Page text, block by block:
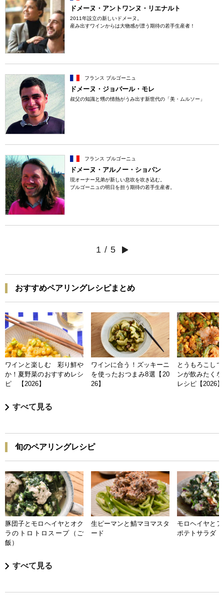
ドメーヌ・アントワンヌ・リエナルト
2011年設立の新しいドメーヌ。
産み出すワインからは大物感が漂う期待の若手生産者！
フランス ブルゴーニュ
ドメーヌ・ジョバール・モレ
叔父の知識と甥の情熱がうみ出す新世代の「美・ムルソー」
フランス ブルゴーニュ
ドメーヌ・アルノー・ショパン
現オーナー兄弟が新しい息吹を吹き込む。
ブルゴーニュの明日を担う期待の若手生産者。
1 / 5
おすすめペアリングレシピまとめ
ワインと楽しむ 彩り鮮や
か！夏野菜のおすすめレシ
ピ 【2026】
ワインに合う！ズッキーニ
を使ったおつまみ8選【20
26】
とうもろこし
ンが飲みたく
レシピ【2026】
すべて見る
旬のペアリングレシピ
豚団子とモロヘイヤとオク
ラのトロトロスープ（ご
飯）
生ピーマンと鯖マヨマスタ
ード
モロヘイヤと
ポテトサラダ
すべて見る